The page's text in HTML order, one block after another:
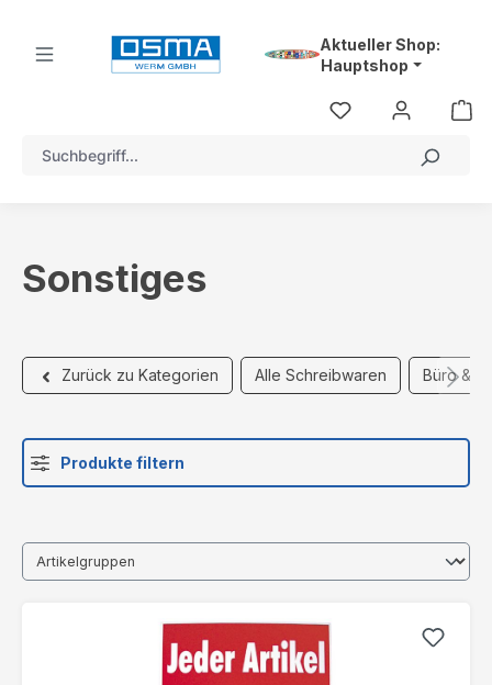
Aktueller Shop:
Hauptshop
Sonstiges
Zurück zu Kategorien Alle Schreibwaren Büro &
Produkte filtern